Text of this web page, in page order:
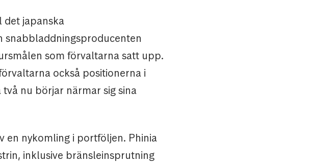
det japanska
snabbladdningsproducenten
som förvaltarna satt upp.
också positionerna i
nu börjar närmar sig sina
en nykomling i portföljen. Phinia
inklusive bränsleinsprutning